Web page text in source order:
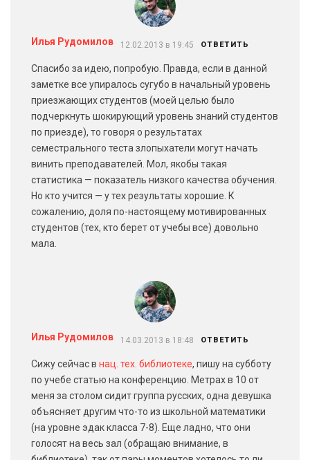
Илья Рудомилов 12.02.2013 в 19:45 ОТВЕТИТЬ
Спасибо за идею, попробую. Правда, если в данной
заметке все упиралось сугубо в начальный уровень
приезжающих студентов (моей целью было
подчеркнуть шокирующий уровень знаний студентов
по приезде), то говоря о результатах
семестрального теста злопыхатели могут начать
винить преподавателей. Мол, якобы такая
статистика — показатель низкого качества обучения.
Но кто учится — у тех результаты хорошие. К
сожалению, доля по-настоящему мотивированных
студентов (тех, кто берет от учебы все) довольно
мала.
Илья Рудомилов 14.03.2013 в 18:48 ОТВЕТИТЬ
Сижу сейчас в нац. тех. библиотеке, пишу на субботу
по учебе статью на конференцию. Метрах в 10 от
меня за столом сидит группа русских, одна девушка
объясняет другим что-то из школьной математики
(на уровне эдак класса 7-8). Еще ладно, что они
голосят на весь зал (обращаю внимание, в